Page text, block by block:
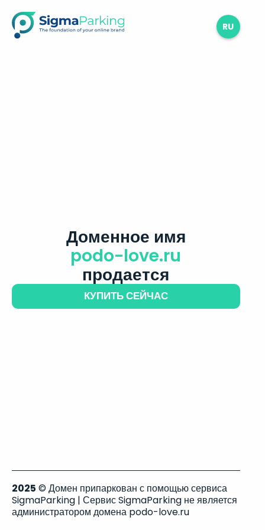
RU
Доменное имя
podo-love.ru
продается
КУПИТЬ СЕЙЧАС
2025 © Домен припаркован с помощью сервиса
SigmaParking | Сервис SigmaParking не является
администратором домена podo-love.ru